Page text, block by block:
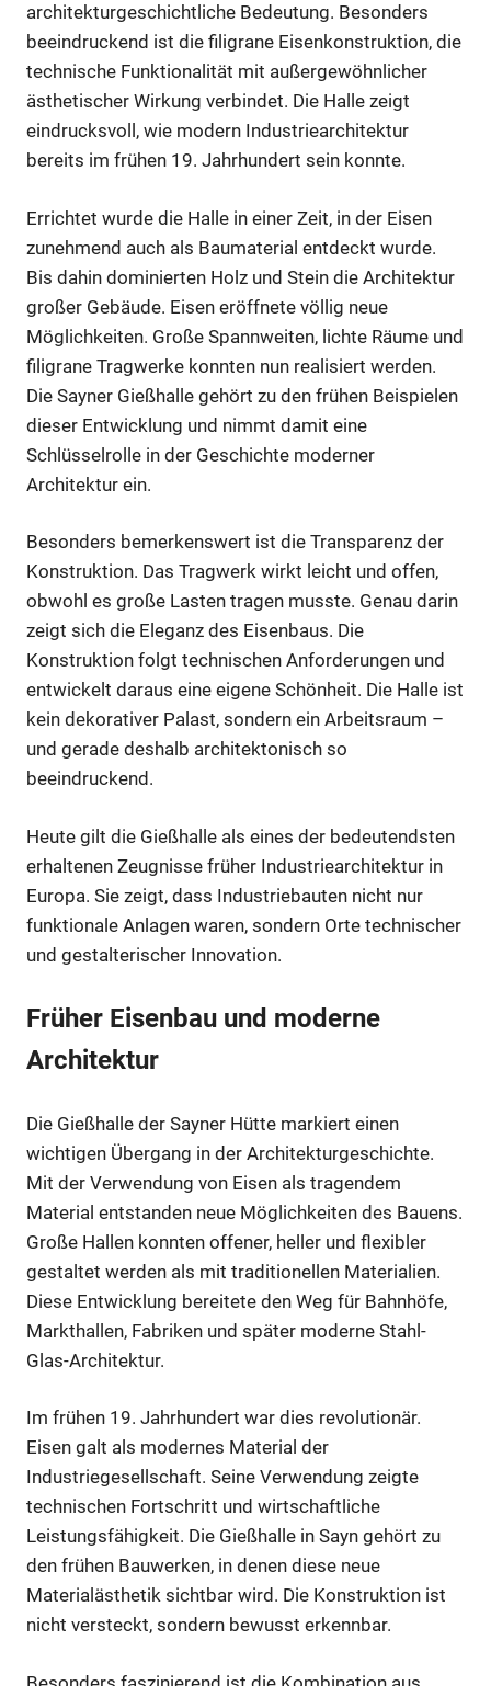
architekturgeschichtliche Bedeutung. Besonders
beeindruckend ist die filigrane Eisenkonstruktion, die
technische Funktionalität mit außergewöhnlicher
ästhetischer Wirkung verbindet. Die Halle zeigt
eindrucksvoll, wie modern Industriearchitektur
bereits im frühen 19. Jahrhundert sein konnte.
Errichtet wurde die Halle in einer Zeit, in der Eisen
zunehmend auch als Baumaterial entdeckt wurde.
Bis dahin dominierten Holz und Stein die Architektur
großer Gebäude. Eisen eröffnete völlig neue
Möglichkeiten. Große Spannweiten, lichte Räume und
filigrane Tragwerke konnten nun realisiert werden.
Die Sayner Gießhalle gehört zu den frühen Beispielen
dieser Entwicklung und nimmt damit eine
Schlüsselrolle in der Geschichte moderner
Architektur ein.
Besonders bemerkenswert ist die Transparenz der
Konstruktion. Das Tragwerk wirkt leicht und offen,
obwohl es große Lasten tragen musste. Genau darin
zeigt sich die Eleganz des Eisenbaus. Die
Konstruktion folgt technischen Anforderungen und
entwickelt daraus eine eigene Schönheit. Die Halle ist
kein dekorativer Palast, sondern ein Arbeitsraum –
und gerade deshalb architektonisch so
beeindruckend.
Heute gilt die Gießhalle als eines der bedeutendsten
erhaltenen Zeugnisse früher Industriearchitektur in
Europa. Sie zeigt, dass Industriebauten nicht nur
funktionale Anlagen waren, sondern Orte technischer
und gestalterischer Innovation.
Früher Eisenbau und moderne
Architektur
Die Gießhalle der Sayner Hütte markiert einen
wichtigen Übergang in der Architekturgeschichte.
Mit der Verwendung von Eisen als tragendem
Material entstanden neue Möglichkeiten des Bauens.
Große Hallen konnten offener, heller und flexibler
gestaltet werden als mit traditionellen Materialien.
Diese Entwicklung bereitete den Weg für Bahnhöfe,
Markthallen, Fabriken und später moderne Stahl-
Glas-Architektur.
Im frühen 19. Jahrhundert war dies revolutionär.
Eisen galt als modernes Material der
Industriegesellschaft. Seine Verwendung zeigte
technischen Fortschritt und wirtschaftliche
Leistungsfähigkeit. Die Gießhalle in Sayn gehört zu
den frühen Bauwerken, in denen diese neue
Materialästhetik sichtbar wird. Die Konstruktion ist
nicht versteckt, sondern bewusst erkennbar.